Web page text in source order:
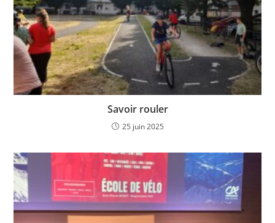
Savoir rouler
25 juin 2025